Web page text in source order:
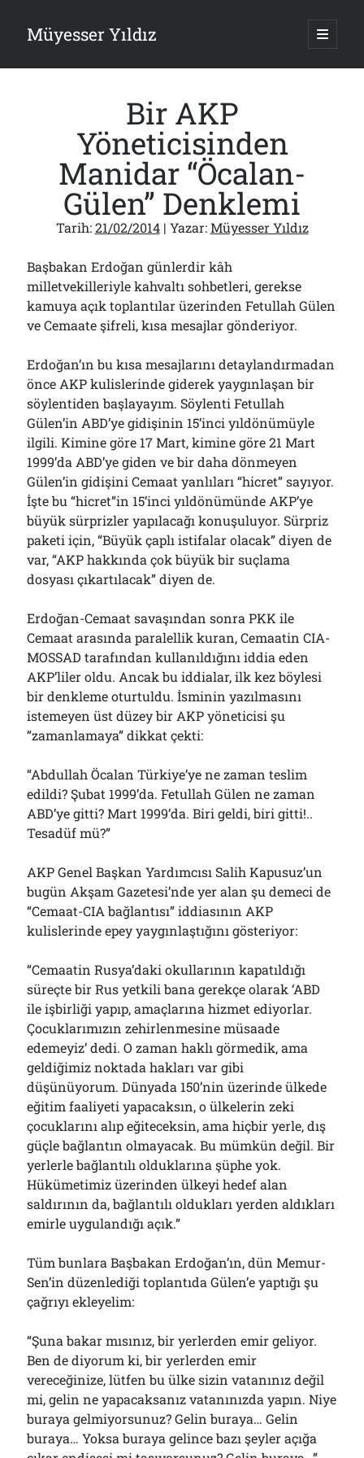
Müyesser Yıldız ana
Yan
Son Yazılar
Asırlık Devlete Bir Haftada Yeni Gömlek Biçilecek Öyle mi?!..
09/08/2026
Türkiye 2.0’a Gidiş!..
05/08/2026
15 Temmuz Soruları… Nasuh Mahruki’nin “Suçu”!..
03/08/2026
Teröristlere G……yle Güldürdünüz”
01/08/2026
Arşivler
Arşivler
Bir AKP
Yöneticisinden
Manidar “Öcalan-
Gülen” Denklemi
Tarih:21/02/2014| Yazar:Müyesser Yıldız
Başbakan Erdoğan günlerdir kâh
milletvekilleriyle kahvaltı sohbetleri, gerekse
kamuya açık toplantılar üzerinden Fetullah Gülen
ve Cemaate şifreli, kısa mesajlar gönderiyor.
Erdoğan’ın bu kısa mesajlarını detaylandırmadan
önce AKP kulislerinde giderek yaygınlaşan bir
söylentiden başlayayım. Söylenti Fetullah
Gülen’in ABD’ye gidişinin 15’inci yıldönümüyle
ilgili. Kimine göre 17 Mart, kimine göre 21 Mart
1999’da ABD’ye giden ve bir daha dönmeyen
Gülen’in gidişini Cemaat yanlıları “hicret” sayıyor.
İşte bu “hicret”in 15’inci yıldönümünde AKP’ye
büyük sürprizler yapılacağı konuşuluyor. Sürpriz
paketi için, “Büyük çaplı istifalar olacak” diyen de
var, “AKP hakkında çok büyük bir suçlama
dosyası çıkartılacak” diyen de.
Erdoğan-Cemaat savaşından sonra PKK ile
Cemaat arasında paralellik kuran, Cemaatin CIA-
MOSSAD tarafından kullanıldığını iddia eden
AKP’liler oldu. Ancak bu iddialar, ilk kez böylesi
bir denkleme oturtuldu. İsminin yazılmasını
istemeyen üst düzey bir AKP yöneticisi şu
“zamanlamaya” dikkat çekti:
“Abdullah Öcalan Türkiye’ye ne zaman teslim
edildi? Şubat 1999’da. Fetullah Gülen ne zaman
ABD’ye gitti? Mart 1999’da. Biri geldi, biri gitti!..
Tesadüf mü?”
AKP Genel Başkan Yardımcısı Salih Kapusuz’un
bugün Akşam Gazetesi’nde yer alan şu demeci de
“Cemaat-CIA bağlantısı” iddiasının AKP
kulislerinde epey yaygınlaştığını gösteriyor:
“Cemaatin Rusya’daki okullarının kapatıldığı
süreçte bir Rus yetkili bana gerekçe olarak ‘ABD
ile işbirliği yapıp, amaçlarına hizmet ediyorlar.
Çocuklarımızın zehirlenmesine müsaade
edemeyiz’ dedi. O zaman haklı görmedik, ama
geldiğimiz noktada hakları var gibi
düşünüyorum. Dünyada 150’nin üzerinde ülkede
eğitim faaliyeti yapacaksın, o ülkelerin zeki
çocuklarını alıp eğiteceksin, ama hiçbir yerle, dış
güçle bağlantın olmayacak. Bu mümkün değil. Bir
yerlerle bağlantılı olduklarına şüphe yok.
Hükümetimiz üzerinden ülkeyi hedef alan
saldırının da, bağlantılı oldukları yerden aldıkları
emirle uygulandığı açık.”
Tüm bunlara Başbakan Erdoğan’ın, dün Memur-
Sen’in düzenlediği toplantıda Gülen’e yaptığı şu
çağrıyı ekleyelim:
“Şuna bakar mısınız, bir yerlerden emir geliyor.
Ben de diyorum ki, bir yerlerden emir
vereceğinize, lütfen bu ülke sizin vatanınız değil
mi, gelin ne yapacaksanız vatanınızda yapın. Niye
buraya gelmiyorsunuz? Gelin buraya… Gelin
buraya… Yoksa buraya gelince bazı şeyler açığa